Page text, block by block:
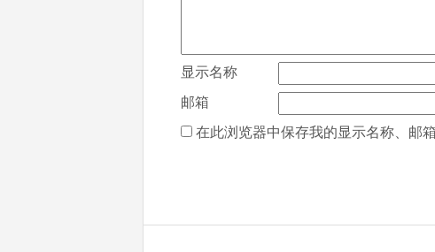
显示名称
邮箱
在此浏览器中保存我的显示名称、邮